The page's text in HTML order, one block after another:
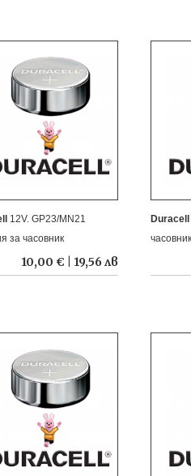
12V. GP23/MN21
за часовник
10,00 € | 19,56 лв
Duracell
часовник